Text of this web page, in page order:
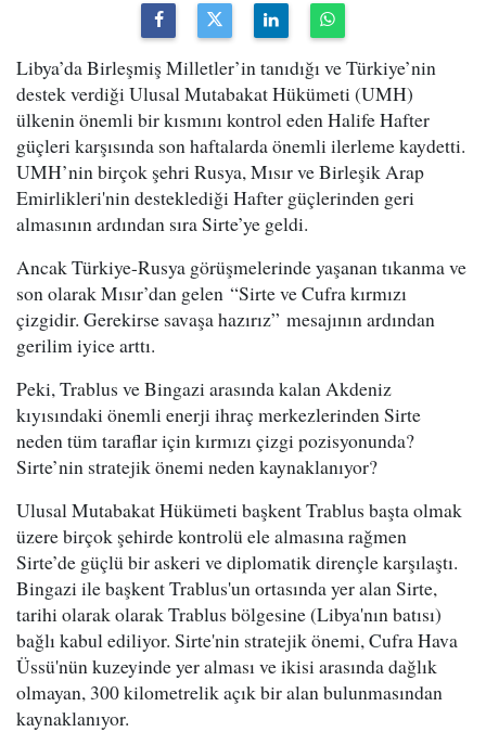
Libya’da Birleşmiş Milletler’in tanıdığı ve Türkiye’nin
destek verdiği Ulusal Mutabakat Hükümeti (UMH)
ülkenin önemli bir kısmını kontrol eden Halife Hafter
güçleri karşısında son haftalarda önemli ilerleme kaydetti.
UMH’nin birçok şehri Rusya, Mısır ve Birleşik Arap
Emirlikleri'nin desteklediği Hafter güçlerinden geri
almasının ardından sıra Sirte’ye geldi.
Ancak Türkiye-Rusya görüşmelerinde yaşanan tıkanma ve
son olarak Mısır’dan gelen “Sirte ve Cufra kırmızı
çizgidir. Gerekirse savaşa hazırız” mesajının ardından
gerilim iyice arttı.
Peki, Trablus ve Bingazi arasında kalan Akdeniz
kıyısındaki önemli enerji ihraç merkezlerinden Sirte
neden tüm taraflar için kırmızı çizgi pozisyonunda?
Sirte’nin stratejik önemi neden kaynaklanıyor?
Ulusal Mutabakat Hükümeti başkent Trablus başta olmak
üzere birçok şehirde kontrolü ele almasına rağmen
Sirte’de güçlü bir askeri ve diplomatik dirençle karşılaştı.
Bingazi ile başkent Trablus'un ortasında yer alan Sirte,
tarihi olarak olarak Trablus bölgesine (Libya'nın batısı)
bağlı kabul ediliyor. Sirte'nin stratejik önemi, Cufra Hava
Üssü'nün kuzeyinde yer alması ve ikisi arasında dağlık
olmayan, 300 kilometrelik açık bir alan bulunmasından
kaynaklanıyor.